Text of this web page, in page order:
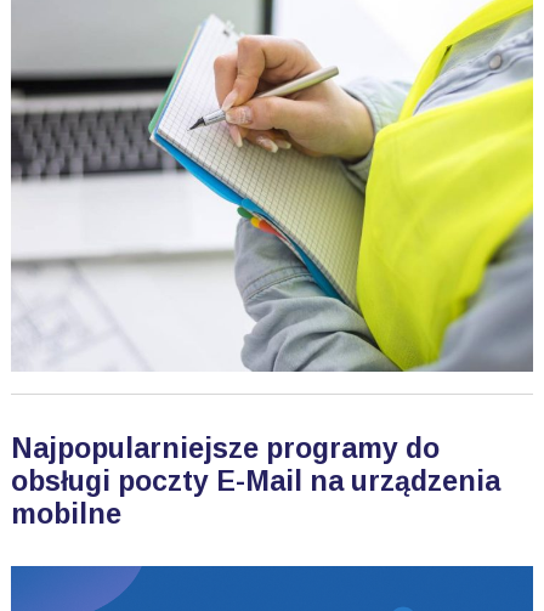
Najpopularniejsze programy do
obsługi poczty E-Mail na urządzenia
mobilne